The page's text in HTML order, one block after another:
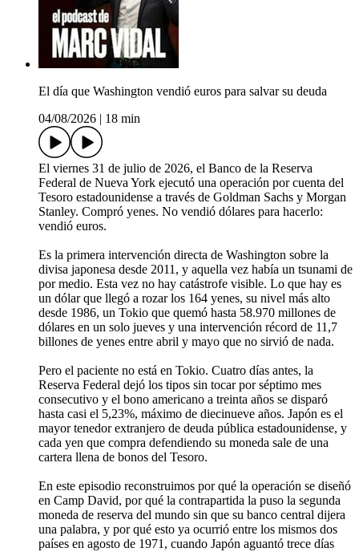
El día que Washington vendió euros para salvar su deuda
04/08/2026
18 min
El viernes 31 de julio de 2026, el Banco de la Reserva
Federal de Nueva York ejecutó una operación por cuenta del
Tesoro estadounidense a través de Goldman Sachs y Morgan
Stanley. Compró yenes. No vendió dólares para hacerlo:
vendió euros.
Es la primera intervención directa de Washington sobre la
divisa japonesa desde 2011, y aquella vez había un tsunami de
por medio. Esta vez no hay catástrofe visible. Lo que hay es
un dólar que llegó a rozar los 164 yenes, su nivel más alto
desde 1986, un Tokio que quemó hasta 58.970 millones de
dólares en un solo jueves y una intervención récord de 11,7
billones de yenes entre abril y mayo que no sirvió de nada.
Pero el paciente no está en Tokio. Cuatro días antes, la
Reserva Federal dejó los tipos sin tocar por séptimo mes
consecutivo y el bono americano a treinta años se disparó
hasta casi el 5,23%, máximo de diecinueve años. Japón es el
mayor tenedor extranjero de deuda pública estadounidense, y
cada yen que compra defendiendo su moneda sale de una
cartera llena de bonos del Tesoro.
En este episodio reconstruimos por qué la operación se diseñó
en Camp David, por qué la contrapartida la puso la segunda
moneda de reserva del mundo sin que su banco central dijera
una palabra, y por qué esto ya ocurrió entre los mismos dos
países en agosto de 1971, cuando Japón aguantó trece días